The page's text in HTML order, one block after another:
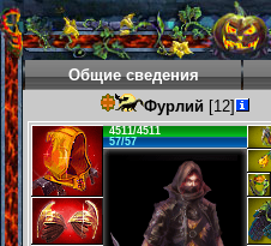
Общие сведения
Фурлий [12]
4511/4511
57/57